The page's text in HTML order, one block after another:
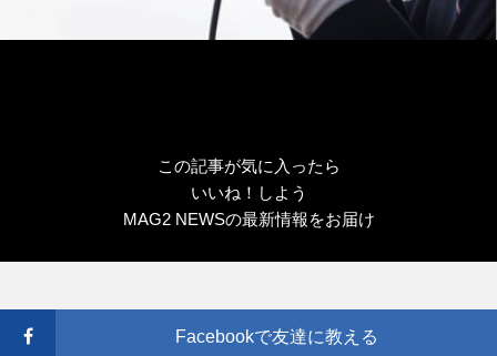
この記事が気に入ったら
いいね！しよう
MAG2 NEWSの最新情報をお届け
Facebookで友達に教える